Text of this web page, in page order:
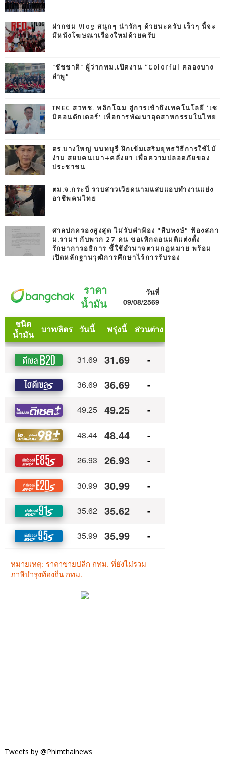
ฝากชม Vlog สนุกๆ น่ารักๆ ด้วยนะครับ เร็วๆ นี้จะ
มีหนังโฆษณาเรื่องใหม่ด้วยครับ
"ชัชชาติ" ผู้ว่ากทม.เปิดงาน “Colorful คลองบาง
ลำพู”
TMEC สวทช. พลิกโฉม สู่การเข้าถึงเทคโนโลยี ‘เซ
มิคอนดักเตอร์’ เพื่อการพัฒนาอุตสาหกรรมในไทย
ตร.บางใหญ่ นนทบุรี ฝึกเข้มเสริมยุทธวิธีการใช้ไม้
ง่าม สยบคนเมา+คลั่งยา เพื่อความปลอดภัยของ
ประชาชน
ตม.จ.กระบี่ รวบสาวเวียดนามแสบแอบทำงานแย่ง
อาชีพคนไทย
ศาลปกครองสูงสุด ไม่รับคำฟ้อง “สืบพงษ์” ฟ้องสภา
ม.รามฯ กับพวก 27 คน ขอเพิกถอนมติแต่งตั้ง
รักษาการอธิการ ชี้ใช้อำนาจตามกฎหมาย พร้อม
เปิดหลักฐานวุฒิการศึกษาไร้การรับรอง
Tweets by @Phimthainews